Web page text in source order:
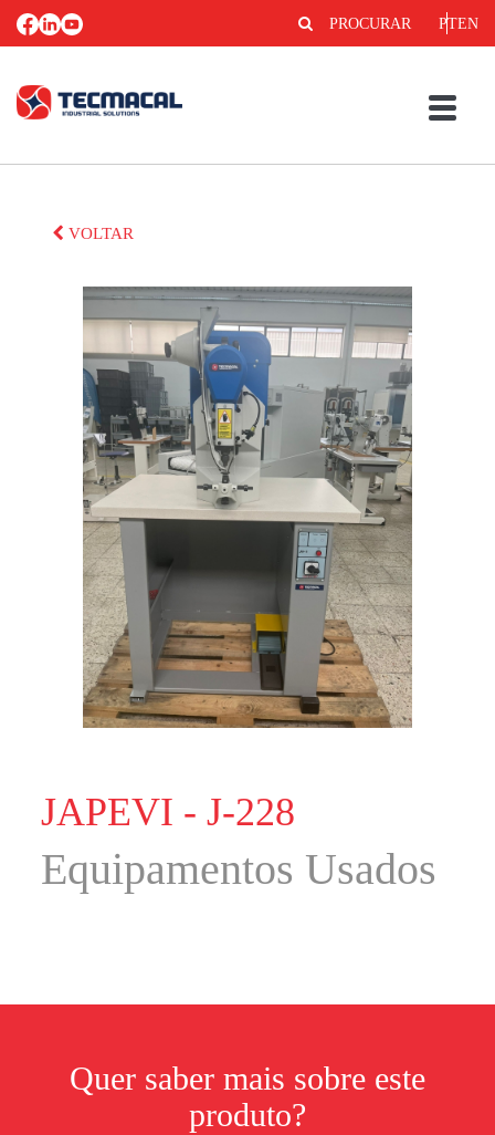
EN
PT
PROCURAR
VOLTAR
JAPEVI - J-228
Equipamentos Usados
Quer saber mais sobre este
produto?